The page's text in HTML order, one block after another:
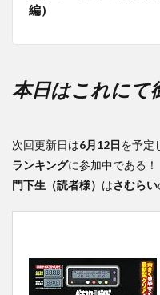
編）
本日はこれにて
次回更新日は6月12日を予定
ランキングに参加中である！
門下生（読者様） はさむらい